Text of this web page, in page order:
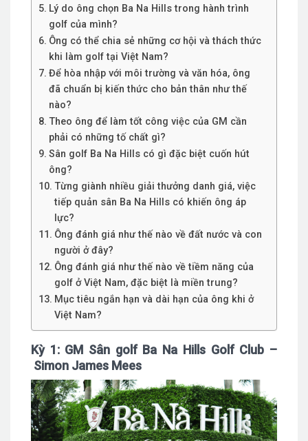
Lý do ông chọn Ba Na Hills trong hành trình
golf của mình?
Ông có thể chia sẻ những cơ hội và thách thức
khi làm golf tại Việt Nam?
Để hòa nhập với môi trường và văn hóa, ông
đã chuẩn bị kiến thức cho bản thân như thế
nào?
Theo ông để làm tốt công việc của GM cần
phải có những tố chất gì?
Sân golf Ba Na Hills có gì đặc biệt cuốn hút
ông?
Từng giành nhiều giải thưởng danh giá, việc
tiếp quản sân Ba Na Hills có khiến ông áp
lực?
Ông đánh giá như thế nào về đất nước và con
người ở đây?
Ông đánh giá như thế nào về tiềm năng của
golf ở Việt Nam, đặc biệt là miền trung?
Mục tiêu ngắn hạn và dài hạn của ông khi ở
Việt Nam?
Kỳ 1: GM Sân golf Ba Na Hills Golf Club –
Simon James Mees